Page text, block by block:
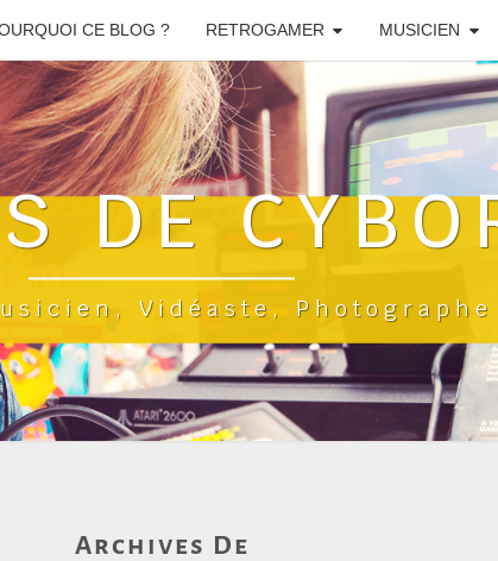
CE BLOG ? RETROGAMER MUSICIEN
DE
Vidéaste, Photographe
Archives De